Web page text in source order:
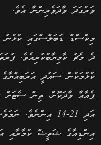
ވަރުގަދަ ވާދަވެރިންނާ އެވެ.
މިކްސްޑް ޑަބަލްސްގައި ކުޅުނު
ދެ މެޗު ކާމިޔާބުކުރިއެވެ.
ކުޅުމަކުން ސައުދީ
އަދި 21-14
އިންޑިއާގެ ޝަތީޝް ކުމާރާއި